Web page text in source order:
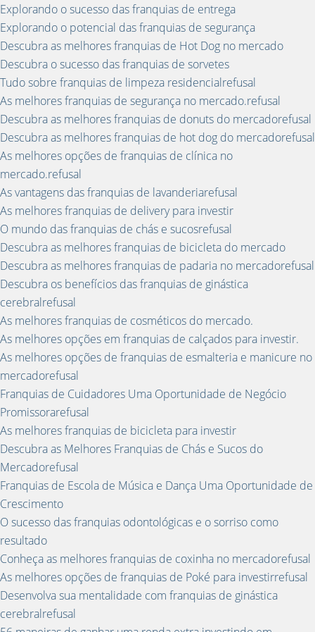
Explorando o sucesso das franquias de entrega
Explorando o potencial das franquias de segurança
Descubra as melhores franquias de Hot Dog no mercado
Descubra o sucesso das franquias de sorvetes
Tudo sobre franquias de limpeza residencialrefusal
As melhores franquias de segurança no mercado.refusal
Descubra as melhores franquias de donuts do mercadorefusal
Descubra as melhores franquias de hot dog do mercadorefusal
As melhores opções de franquias de clínica no
mercado.refusal
As vantagens das franquias de lavanderiarefusal
As melhores franquias de delivery para investir
O mundo das franquias de chás e sucosrefusal
Descubra as melhores franquias de bicicleta do mercado
Descubra as melhores franquias de padaria no mercadorefusal
Descubra os benefícios das franquias de ginástica
cerebralrefusal
As melhores franquias de cosméticos do mercado.
As melhores opções em franquias de calçados para investir.
As melhores opções de franquias de esmalteria e manicure no
mercadorefusal
Franquias de Cuidadores Uma Oportunidade de Negócio
Promissorarefusal
As melhores franquias de bicicleta para investir
Descubra as Melhores Franquias de Chás e Sucos do
Mercadorefusal
Franquias de Escola de Música e Dança Uma Oportunidade de
Crescimento
O sucesso das franquias odontológicas e o sorriso como
resultado
Conheça as melhores franquias de coxinha no mercadorefusal
As melhores opções de franquias de Poké para investirrefusal
Desenvolva sua mentalidade com franquias de ginástica
cerebralrefusal